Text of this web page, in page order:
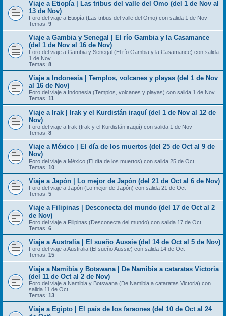
Viaje a Etiopía | Las tribus del valle del Omo (del 1 de Nov al
13 de Nov)
Foro del viaje a Etiopía (Las tribus del valle del Omo) con salida 1 de Nov
Temas: 9
Viaje a Gambia y Senegal | El río Gambia y la Casamance
(del 1 de Nov al 16 de Nov)
Foro del viaje a Gambia y Senegal (El río Gambia y la Casamance) con salida
1 de Nov
Temas: 8
Viaje a Indonesia | Templos, volcanes y playas (del 1 de Nov
al 16 de Nov)
Foro del viaje a Indonesia (Templos, volcanes y playas) con salida 1 de Nov
Temas: 11
Viaje a Irak | Irak y el Kurdistán iraquí (del 1 de Nov al 12 de
Nov)
Foro del viaje a Irak (Irak y el Kurdistán iraquí) con salida 1 de Nov
Temas: 8
Viaje a México | El día de los muertos (del 25 de Oct al 9 de
Nov)
Foro del viaje a México (El día de los muertos) con salida 25 de Oct
Temas: 10
Viaje a Japón | Lo mejor de Japón (del 21 de Oct al 6 de Nov)
Foro del viaje a Japón (Lo mejor de Japón) con salida 21 de Oct
Temas: 5
Viaje a Filipinas | Desconecta del mundo (del 17 de Oct al 2
de Nov)
Foro del viaje a Filipinas (Desconecta del mundo) con salida 17 de Oct
Temas: 6
Viaje a Australia | El sueño Aussie (del 14 de Oct al 5 de Nov)
Foro del viaje a Australia (El sueño Aussie) con salida 14 de Oct
Temas: 15
Viaje a Namibia y Botswana | De Namibia a cataratas Victoria
(del 11 de Oct al 2 de Nov)
Foro del viaje a Namibia y Botswana (De Namibia a cataratas Victoria) con
salida 11 de Oct
Temas: 13
Viaje a Egipto | El país de los faraones (del 10 de Oct al 24